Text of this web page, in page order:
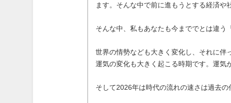
ます。そんな中で前に進もうとする経済や
そんな中、私もあなたも今まででとは違う
世界の情勢なども大きく変化し、それに伴
運気の変化も大きく起こる時期です。運気
そして2026年は時代の流れの速さは過去